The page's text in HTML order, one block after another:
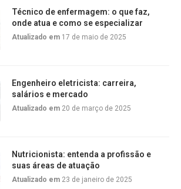
Técnico de enfermagem: o que faz,
onde atua e como se especializar
Atualizado em 17 de maio de 2025
Engenheiro eletricista: carreira,
salários e mercado
Atualizado em 20 de março de 2025
Nutricionista: entenda a profissão e
suas áreas de atuação
Atualizado em 23 de janeiro de 2025